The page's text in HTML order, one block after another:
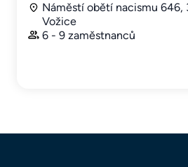
Náměstí obětí nacismu 646,
Vožice
6 - 9 zaměstnanců